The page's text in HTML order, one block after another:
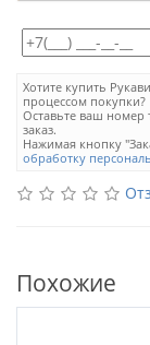
Хотите купить
процессом покупки?
Оставьте ваш номер
заказ.
Нажимая кнопку
обработку
Похожие